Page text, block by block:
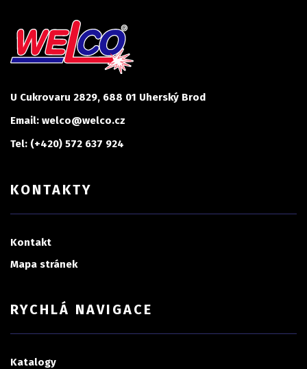
U Cukrovaru 2829, 688 01 Uherský Brod
Email: welco@welco.cz
Tel: (+420) 572 637 924
KONTAKTY
Kontakt
Mapa stránek
RYCHLÁ NAVIGACE
Katalogy